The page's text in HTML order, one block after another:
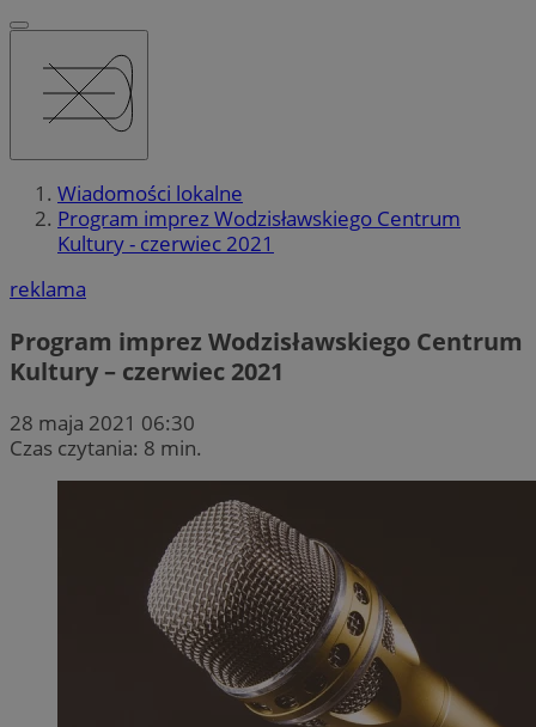
Wiadomości lokalne
Program imprez Wodzisławskiego Centrum
Kultury - czerwiec 2021
reklama
Program imprez Wodzisławskiego Centrum
Kultury – czerwiec 2021
28 maja 2021 06:30
Czas czytania: 8 min.